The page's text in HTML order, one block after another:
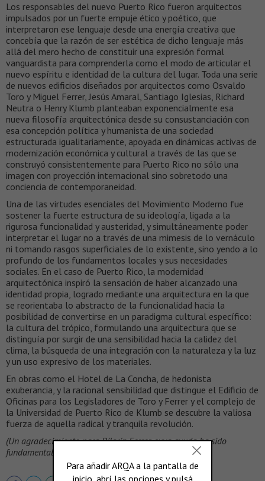
Los responsables del nuevo Puerto Rico fueron arquitectos
impulsados por un fuerte empuje ético y poético, que
interpretaron ese lenguaje desde una energía creativa que
concebía que la razón de ser estética de dicho lenguaje más
allá del mero hecho de constituir una expresión formal
vanguardista para comprenderla como el modo de articular el
nuevo espíritu e identidad de la cultura del lugar. Toda una serie
de nuevos edificios diseñados por arquitectos como Osvaldo
Toro y Miguel Ferrer, Jesús Amaral, Santiago Iglesias, Richard
Neutra o Henry Klumb planteaban exponencialmente esa
nueva filosofía arquitectónica desde su consustanciación con
esa concepción política y humanista de una sociedad
estructurada igualitariamente, apoyada en dinámicas activas de
modernización económica y cultural a través de las que se
construyó consistentemente para Puerto Rico no sólo una
imagen con proyección internacional sino sobretodo una
conciencia de contemporaneidad.
Una de las virtudes esenciales del Movimiento Moderno fue
sostener la fuerte estructura de su ideología, ligada a la
rigurosa funcionalidad y austeridad, y simultáneamente poder
interpretar el lugar no a través de una mimesis de lo vernáculo
ni tomando rasgos superficiales de lo existente, sino yendo a lo
profundo de los fundamentos locales y sus necesidades
sociales. En el caso de Puerto Rico, la modernidad
arquitectónica inspiró la sensación de haber alcanzado una
identidad propia, logrado mediante una arquitectura en la que
se reorientaba lo abstracto de la funcionalidad hacia la
posibilidad de convertirse en un paradigma cultural específico:
la cultura del trópico, formulando una arquitectura que se
distinguía por surgir de una sensibilidad hacia la calidez del
clima, la búsqueda de una integración con la naturaleza y la luz
y un uso expresivo de los materiales.
En obras como el Hotel de La Concha, de hedonista
exuberancia, y la racional sensibilidad que distingue el Edificio de
Oficinas para los Legisladores de Toro y Ferrer y el complejo de
la Universidad de Puerto Rico de Klumb se descubre la valiosa
fuerza de aquella radical y tranquila revolución.
(Un agradecimiento para Pilarín Ferrer, cuya ayuda ha sido
fundamental para realizar este texto).